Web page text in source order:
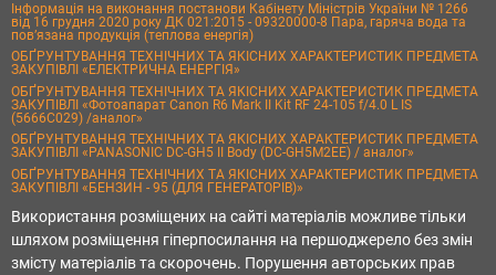
Інформація на виконання постанови Кабінету Міністрів України № 1266
від 16 грудня 2020 року ДК 021:2015 - 09320000-8 Пара, гаряча вода та
пов’язана продукція (теплова енергія)
ОБҐРУНТУВАННЯ ТЕХНІЧНИХ ТА ЯКІСНИХ ХАРАКТЕРИСТИК ПРЕДМЕТА
ЗАКУПІВЛІ «ЕЛЕКТРИЧНА ЕНЕРГІЯ»
ОБҐРУНТУВАННЯ ТЕХНІЧНИХ ТА ЯКІСНИХ ХАРАКТЕРИСТИК ПРЕДМЕТА
ЗАКУПІВЛІ «Фотоапарат Canon R6 Mark II Kit RF 24-105 f/4.0 L IS
(5666C029) /аналог»
ОБҐРУНТУВАННЯ ТЕХНІЧНИХ ТА ЯКІСНИХ ХАРАКТЕРИСТИК ПРЕДМЕТА
ЗАКУПІВЛІ «PANASONIC DC-GH5 II Body (DC-GH5M2EE) / аналог»
ОБҐРУНТУВАННЯ ТЕХНІЧНИХ ТА ЯКІСНИХ ХАРАКТЕРИСТИК ПРЕДМЕТА
ЗАКУПІВЛІ «БЕНЗИН - 95 (ДЛЯ ГЕНЕРАТОРІВ)»
Використання розміщених на сайті матеріалів можливе тільки
шляхом розміщення гіперпосилання на першоджерело без змін
змісту матеріалів та скорочень. Порушення авторських прав